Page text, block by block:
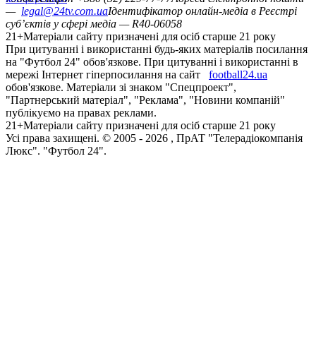
— legal@24tv.com.uaІдентифікатор онлайн-медіа в Реєстрі
суб’єктів у сфері медіа — R40-06058
21+Матеріали сайту призначені для осіб старше 21 року
При цитуванні і використанні будь-яких матеріалів посилання
на "Футбол 24" обов'язкове. При цитуванні і використанні в
мережі Інтернет гіперпосилання на сайт
football24.ua
обов'язкове. Матеріали зі знаком "Спецпроект",
"Партнерський матеріал", "Реклама", "Новини компаній"
публікуємо на правах реклами.
21+Матеріали сайту призначені для осіб старше 21 року
Усi права захищенi. © 2005 - 2026 , ПрАТ "Телерадіокомпанія
Люкс". "Футбол 24".